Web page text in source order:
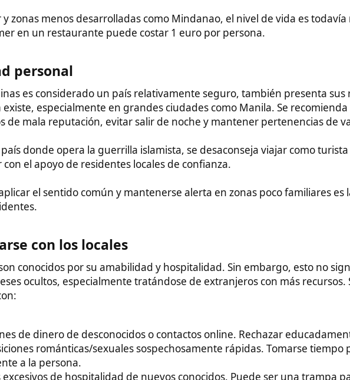
ocultos, especialmente tratándose de extranjeros con más recursos. Se recomienda
dinero de desconocidos o contactos online. Rechazar educadamente.
románticas/sexuales sospechosamente rápidas. Tomarse tiempo para conocer
la persona.
de hospitalidad de nuevos conocidos. Puede ser una trampa para obtener algo a
del estilo "Hola amigo, soy el príncipe nigeriano...". No caer en engaños obvios
mentalidad abierta, es posible entablar amistades genuinas y relaciones sinceras
de negocio​
ideas de negocios propuestas por residentes españoles:
españoles como jamón, queso, vino, aceite de oliva. Hay demanda
expatriados.
español. El pan local es de calidad inferior al europeo.
viajes especializada en atraer turismo español. Ofrecer paquetes personalizados.
temáticos como de comida mexicana, muy escasos en el país.
baratas y alquilarlas mediante Airbnb
es adaptarse a la idiosincrasia local y evitar la burocracia excesiva. Con paciencia y